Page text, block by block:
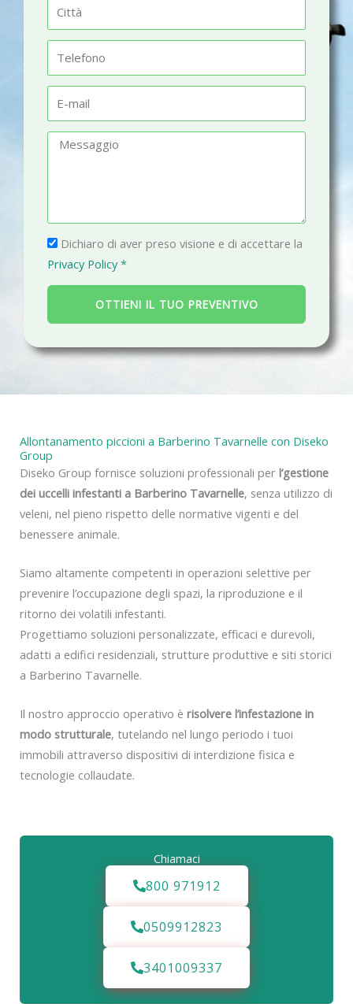
t
à
l
fm
a
g
g
i
P
r
i
a
c
Dichiaro di aver preso visione e di accettare la
Privacy Policy *
OTTIENI IL TUO PREVENTIVO
Allontanamento piccioni a Barberino Tavarnelle con Diseko
Group
Diseko Group fornisce soluzioni professionali per l’gestione
dei uccelli infestanti a Barberino Tavarnelle, senza utilizzo di
veleni, nel pieno rispetto delle normative vigenti e del
benessere animale.
Siamo altamente competenti in operazioni selettive per
prevenire l’occupazione degli spazi, la riproduzione e il
ritorno dei volatili infestanti.
Progettiamo soluzioni personalizzate, efficaci e durevoli,
adatti a edifici residenziali, strutture produttive e siti storici
a Barberino Tavarnelle.
Il nostro approccio operativo è risolvere l’infestazione in
modo strutturale, tutelando nel lungo periodo i tuoi
immobili attraverso dispositivi di interdizione fisica e
tecnologie collaudate.
Chiamaci
800 971912
0509912823
3401009337